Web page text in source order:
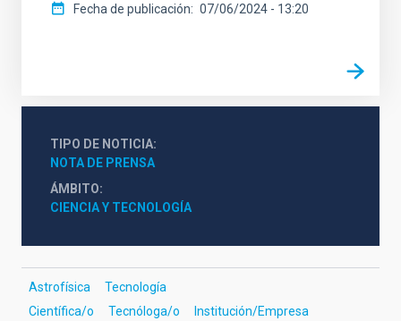
Fecha de publicación 07/06/2024 - 13:20
TIPO DE NOTICIA
NOTA DE PRENSA
ÁMBITO
CIENCIA Y TECNOLOGÍA
Astrofísica
Tecnología
Científica/o
Tecnóloga/o
Institución/Empresa